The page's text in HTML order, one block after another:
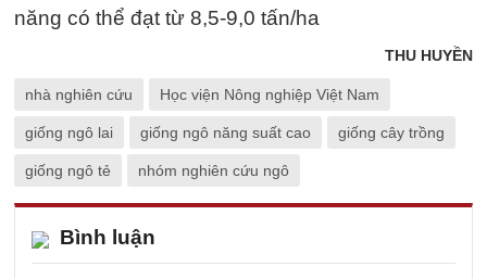
năng có thể đạt từ 8,5-9,0 tấn/ha
THU HUYỀN
nhà nghiên cứu Học viện Nông nghiệp Việt Nam
giống ngô lai giống ngô năng suất cao giống cây trồng
giống ngô tẻ nhóm nghiên cứu ngô
Bình luận